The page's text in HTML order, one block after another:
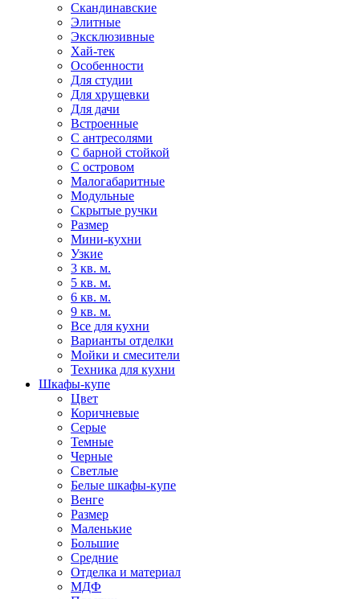
Скандинавские
Элитные
Эксклюзивные
Хай-тек
Особенности
Для студии
Для хрущевки
Для дачи
Встроенные
С антресолями
С барной стойкой
С островом
Малогабаритные
Модульные
Скрытые ручки
Размер
Мини-кухни
Узкие
3 кв. м.
5 кв. м.
6 кв. м.
9 кв. м.
Все для кухни
Варианты отделки
Мойки и смесители
Техника для кухни
Шкафы-купе
Цвет
Коричневые
Серые
Темные
Черные
Светлые
Белые шкафы-купе
Венге
Размер
Маленькие
Большие
Средние
Отделка и материал
МДФ